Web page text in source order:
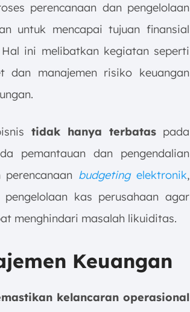
perencanaan dan pengelolaan
untuk mencapai tujuan finansial
ini melibatkan kegiatan seperti
dan manajemen risiko keuangan
tidak hanya terbataspada
pemantauan dan pengendalian
budgetingelektronik,
kas perusahaan agar
menghindari masalah likuiditas.
Keuangan
kelancaran operasional